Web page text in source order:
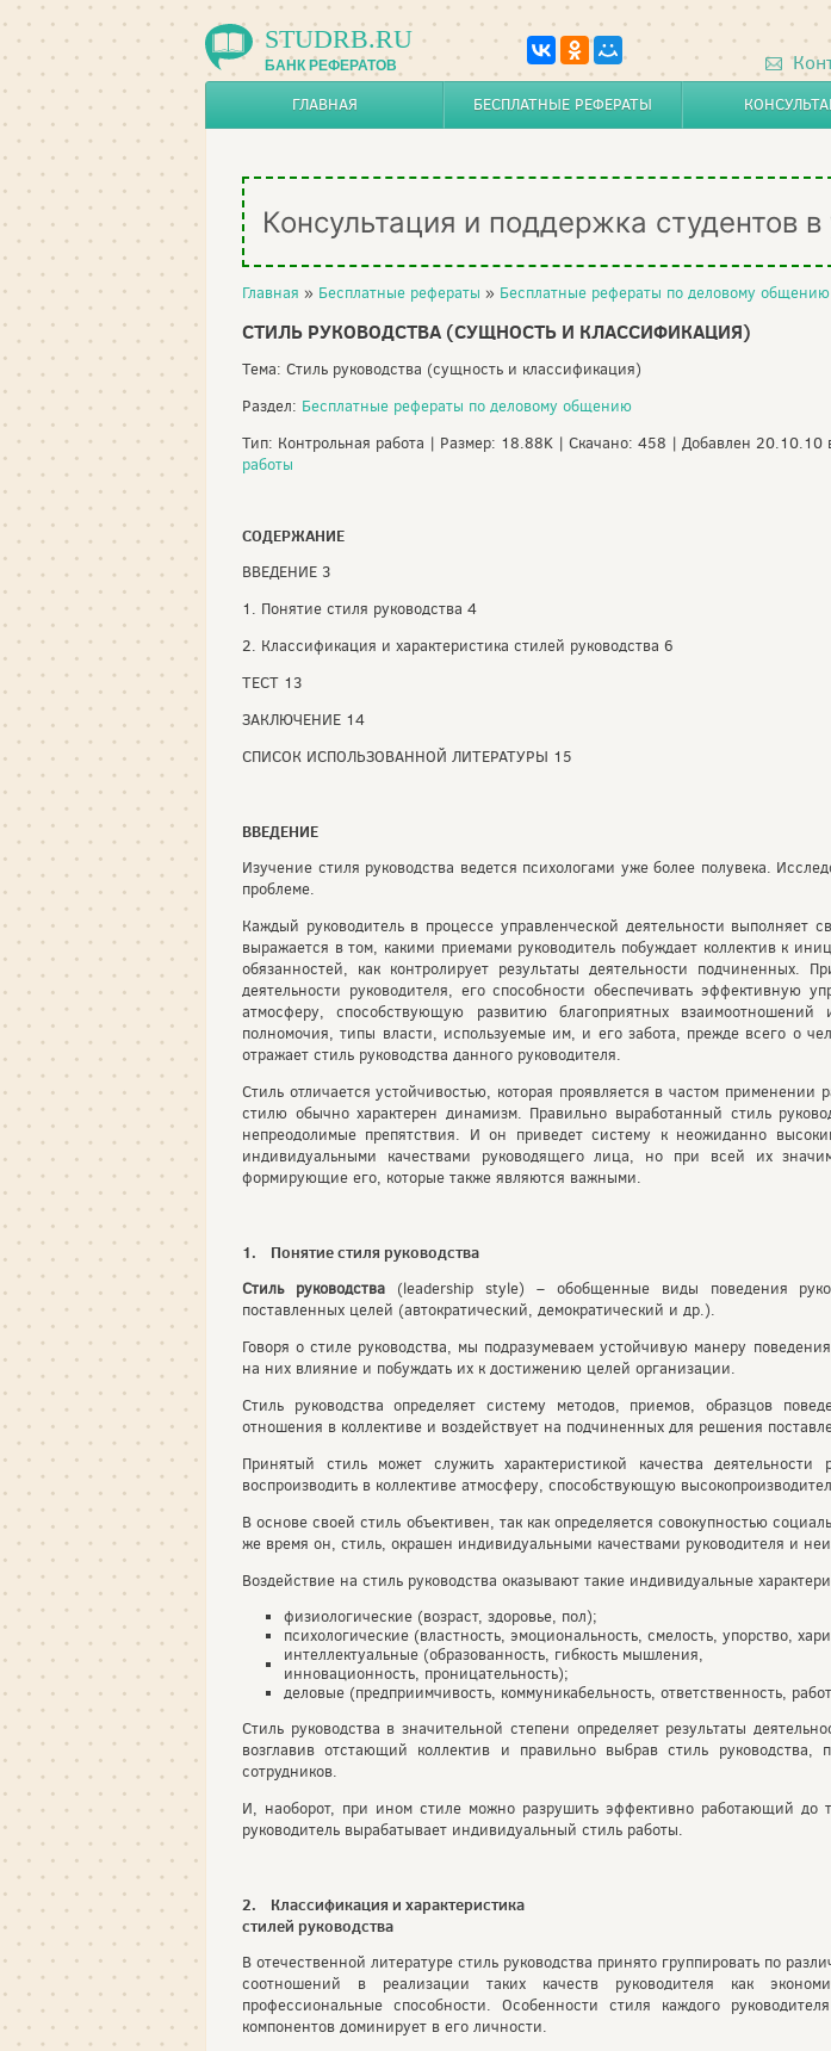
STUDRB.RU
БАНК РЕФЕРАТОВ
ГЛАВНАЯ БЕСПЛАТНЫЕ РЕФЕРАТЫ
Консультация и поддержка студентов в
Главная » Бесплатные рефераты » Бесплатные рефераты по деловому общению
СТИЛЬ РУКОВОДСТВА (СУЩНОСТЬ И КЛАССИФИКАЦИЯ)
Тема: Стиль руководства (сущность и классификация)
Раздел: Бесплатные рефераты по деловому общению
Тип: Контрольная работа | Размер: 18.88K | Скачано: 458 | Добавлен
работы
СОДЕРЖАНИЕ
ВВЕДЕНИЕ 3
1. Понятие стиля руководства 4
2. Классификация и характеристика стилей руководства 6
ТЕСТ 13
ЗАКЛЮЧЕНИЕ 14
СПИСОК ИСПОЛЬЗОВАННОЙ ЛИТЕРАТУРЫ 15
ВВЕДЕНИЕ
Изучение стиля руководства ведется психологами уже более полувека.
проблеме.
Каждый руководитель в процессе управленческой деятельности выполняет
выражается в том, какими приемами руководитель побуждает коллектив к
обязанностей, как контролирует результаты деятельности подчиненных.
деятельности руководителя, его способности обеспечивать эффективную
атмосферу, способствующую развитию благоприятных
полномочия, типы власти, используемые им, и его забота, прежде всего о
отражает стиль руководства данного руководителя.
Стиль отличается устойчивостью, которая проявляется в частом
стилю обычно характерен динамизм. Правильно выработанный стиль
непреодолимые препятствия. И он приведет систему к неожиданно
индивидуальными качествами руководящего лица, но при всей их
формирующие его, которые также являются важными.
1. Понятие стиля руководства
Стиль руководства(leadership style) – обобщенные виды поведения
поставленных целей (автократический, демократический и др.).
Говоря о стиле руководства, мы подразумеваем устойчивую манеру
на них влияние и побуждать их к достижению целей организации.
Стиль руководства определяет систему методов, приемов, образцов
отношения в коллективе и воздействует на подчиненных для решения
Принятый стиль может служить характеристикой качества
воспроизводить в коллективе атмосферу, способствующую
В основе своей стиль объективен, так как определяется совокупностью
же время он, стиль, окрашен индивидуальными качествами руководителя и
Воздействие на стиль руководства оказывают такие индивидуальные
физиологические (возраст, здоровье, пол);
психологические (властность, эмоциональность, смелость, упорство,
интеллектуальные (образованность, гибкость мышления,
инновационность, проницательность);
деловые (предприимчивость, коммуникабельность, ответственность,
Стиль руководства в значительной степени определяет результаты
возглавив отстающий коллектив и правильно выбрав стиль
сотрудников.
И, наоборот, при ином стиле можно разрушить эффективно работающий до
руководитель вырабатывает индивидуальный стиль работы.
2. Классификация и характеристика
стилей руководства
В отечественной литературе стиль руководства принято группировать по
соотношений в реализации таких качеств руководителя как
профессиональные способности. Особенности стиля каждого
компонентов доминирует в его личности.